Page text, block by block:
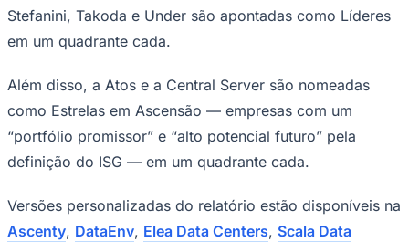
Stefanini, Takoda e Under são apontadas como Líderes
em um quadrante cada.
Além disso, a Atos e a Central Server são nomeadas
como Estrelas em Ascensão — empresas com um
“portfólio promissor” e “alto potencial futuro” pela
definição do ISG — em um quadrante cada.
Versões personalizadas do relatório estão disponíveis na
Ascenty, DataEnv, Elea Data Centers, Scala Data